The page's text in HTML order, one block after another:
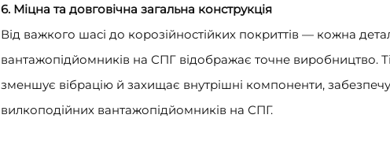
6. Міцна та довговічна загальна конструкція
Від важкого шасі до корозійностійких покриттів — кожна
вантажопідйомників на СПГ відображає точне виробництво.
зменшує вібрацію й захищає внутрішні компоненти,
вилкоподійних вантажопідйомників на СПГ.